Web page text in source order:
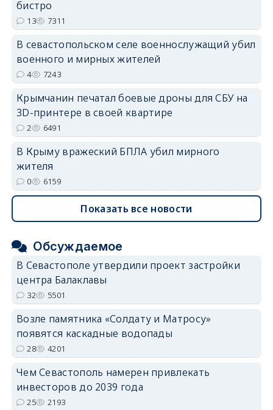
бистро
13 7311
В севастопольском селе военнослужащий убил
военного и мирных жителей
4 7243
Крымчанин печатал боевые дроны для СБУ на
3D-принтере в своей квартире
2 6491
В Крыму вражеский БПЛА убил мирного
жителя
0 6159
Показать все новости
Обсуждаемое
В Севастополе утвердили проект застройки
центра Балаклавы
32 5501
Возле памятника «Солдату и Матросу»
появятся каскадные водопады
28 4201
Чем Севастополь намерен привлекать
инвесторов до 2039 года
25 2193